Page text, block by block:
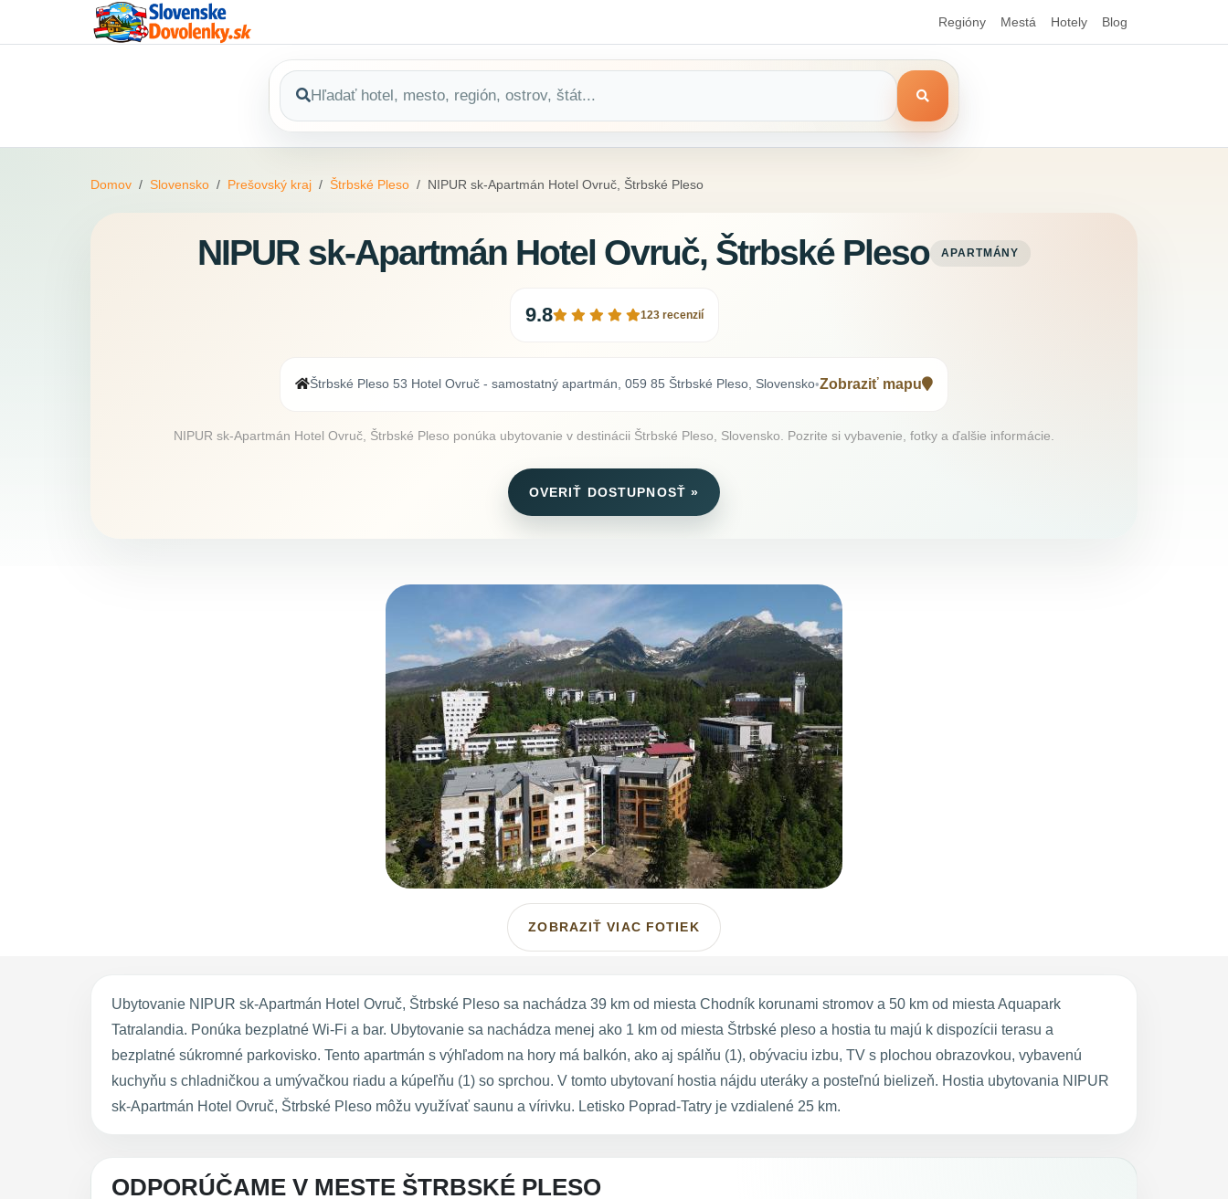
Regióny Mestá Hotely Blog
Domov Slovensko Prešovský kraj Štrbské Pleso NIPUR sk-Apartmán Hotel Ovruč, Štrbské Pleso
NIPUR sk-Apartmán Hotel Ovruč, Štrbské Pleso APARTMÁNY
9.8 123 recenzií
Štrbské Pleso 53 Hotel Ovruč - samostatný apartmán, 059 85 Štrbské Pleso, Slovensko•Zobraziť mapu
NIPUR sk-Apartmán Hotel Ovruč, Štrbské Pleso ponúka ubytovanie v destinácii Štrbské Pleso, Slovensko. Pozrite si vybavenie, fotky a ďalšie informácie.
OVERIŤ DOSTUPNOSŤ »
ZOBRAZIŤ VIAC FOTIEK
Ubytovanie NIPUR sk-Apartmán Hotel Ovruč, Štrbské Pleso sa nachádza 39 km od miesta Chodník korunami stromov a 50 km od miesta Aquapark
Tatralandia. Ponúka bezplatné Wi-Fi a bar. Ubytovanie sa nachádza menej ako 1 km od miesta Štrbské pleso a hostia tu majú k dispozícii terasu a
bezplatné súkromné parkovisko. Tento apartmán s výhľadom na hory má balkón, ako aj spálňu (1), obývaciu izbu, TV s plochou obrazovkou, vybavenú
kuchyňu s chladničkou a umývačkou riadu a kúpeľňu (1) so sprchou. V tomto ubytovaní hostia nájdu uteráky a posteľnú bielizeň. Hostia ubytovania NIPUR
sk-Apartmán Hotel Ovruč, Štrbské Pleso môžu využívať saunu a vírivku. Letisko Poprad-Tatry je vzdialené 25 km.
ODPORÚČAME V MESTE ŠTRBSKÉ PLESO